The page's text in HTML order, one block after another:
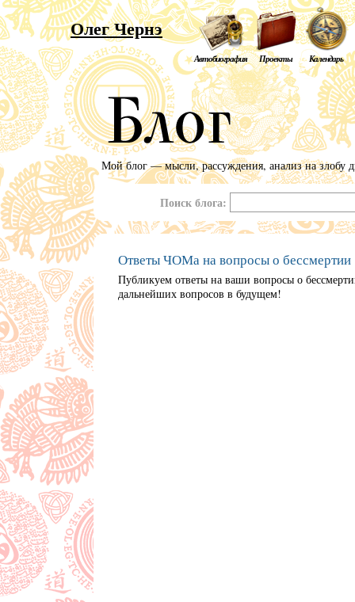
Олег Чернэ
Автобиография Проекты Календарь
Мой блог — мысли, рассуждения, анализ на злобу
Поиск блога:
Ответы ЧОМа на вопросы о бессмертии
Публикуем ответы на ваши вопросы о
дальнейших вопросов в будущем!